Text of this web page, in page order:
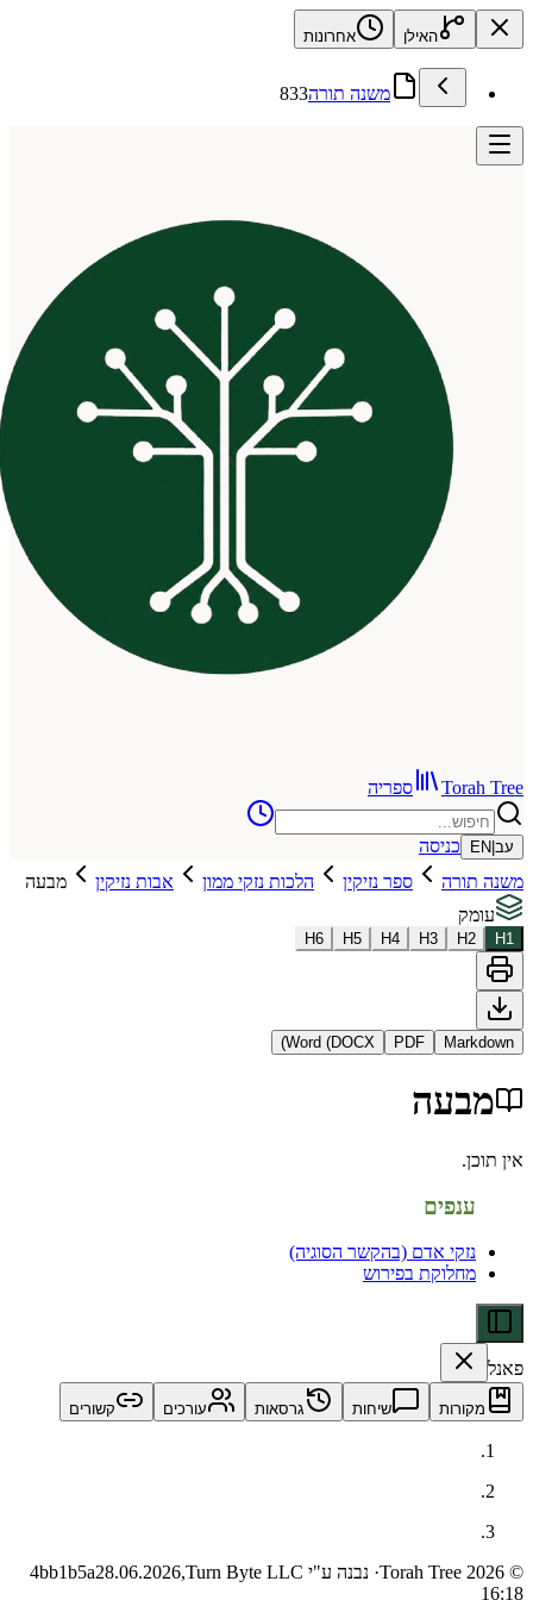
האילן אחרונות
משנה תורה833
ספריה
כניסה
ספר נזיקין הלכות נזקי ממון אבות נזיקין
מבעה
H3
H4
H5
H6
PDF
Word (DOCX)
אדם (בהקשר הסוגיה)
בפירוש
שיחות גרסאות עורכים קשורים
· נבנה ע"י Turn Byte LLC 4bb1b5a28.06.2026,